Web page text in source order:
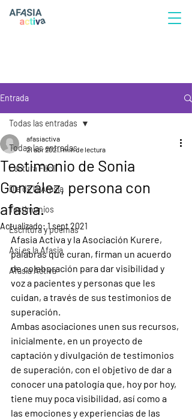
Entrada
Todas las entradas
Lectura Fácil
Día de la Afasia
Testimonios
Escritura y poemas
Así es la Afasia
Afasia Activa
Todas las entradas
Testimonio de Sonia
González, persona con
afasia.
afasiactiva
21 abr 20211 min de lectura
Actualizado:1 sept 2021
Afasia Activa y la Asociación Kurere,
palabras que curan, firman un acuerdo
de colaboración para dar visibilidad y
voz a pacientes y personas que les
cuidan, a través de sus testimonios de
superación.
Ambas asociaciones unen sus recursos,
inicialmente, en un proyecto de
captación y divulgación de testimonios
de superación, con el objetivo de dar a
conocer una patología que, hoy por hoy,
tiene muy poca visibilidad, así como a
las emociones y experiencias de las